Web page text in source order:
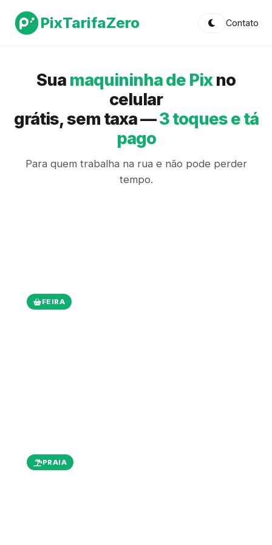
PixTarifaZero Contato
Sua maquininha de Pixno
celular
grátis, sem taxa —3 toques e tá
pago
Para quem trabalha na rua e não pode perder
tempo.
FEIRA
PRAIA